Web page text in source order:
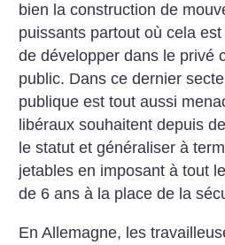
bien la construction de
puissants partout où cela est
de développer dans le privé
public. Dans ce dernier
publique est tout aussi
libéraux souhaitent depuis
le statut et généraliser à
jetables en imposant à tout
de 6 ans à la place de la
En Allemagne, les